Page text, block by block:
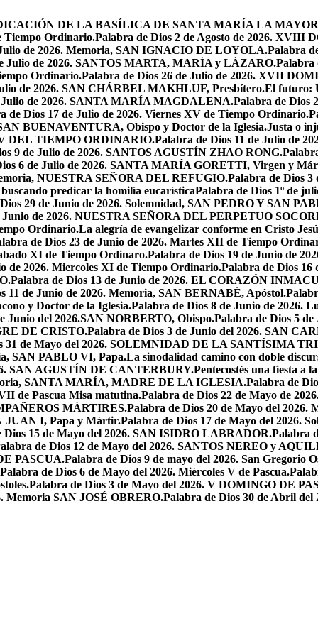
DE LA BASÍLICA DE SANTA MARÍA LA
Tiempo Ordinario.Palabra de Dios 2 de Agosto de 2026.
de 2026. Memoria, SAN IGNACIO DE LOYOLA.Palabra
Julio de 2026. SANTOS MARTA, MARÍA y LÁZARO.Palabra
Ordinario.Palabra de Dios 26 de Julio de 2026. XVII
de 2026. SAN CHÁRBEL MAKHLUF, Presbítero.El futuro:
Julio de 2026. SANTA MARÍA MAGDALENA.Palabra de Dios
de Dios 17 de Julio de 2026. Viernes XV de Tiempo Ordinario.
BUENAVENTURA, Obispo y Doctor de la Iglesia.Justa o
DEL TIEMPO ORDINARIO.Palabra de Dios 11 de Julio de
9 de Julio de 2026. SANTOS AGUSTÍN ZHAO RONG.
6 de Julio de 2026. SANTA MARÍA GORETTI, Virgen y
NUESTRA SEÑORA DEL REFUGIO.Palabra de Dios 3
predicar la homilía eucarísticaPalabra de Dios 1º de
29 de Junio de 2026. Solemnidad, SAN PEDRO Y SAN
Junio de 2026. NUESTRA SEÑORA DEL PERPETUO
Ordinario.La alegría de evangelizar conforme en Cristo
de Dios 23 de Junio de 2026. Martes XII de Tiempo
XI de Tiempo Ordinaro.Palabra de Dios 19 de Junio de
de 2026. Miercoles XI de Tiempo Ordinario.Palabra de Dios 16
Palabra de Dios 13 de Junio de 2026. EL CORAZÓN
11 de Junio de 2026. Memoria, SAN BERNABÉ, Apóstol.
y Doctor de la Iglesia.Palabra de Dios 8 de Junio de 2026.
Junio del 2026.SAN NORBERTO, Obispo.Palabra de Dios 5
DE CRISTO.Palabra de Dios 3 de Junio del 2026. SAN
31 de Mayo del 2026. SOLEMNIDAD DE LA SANTÍSIMA
SAN PABLO VI, Papa.La sinodalidad camino con doble
SAN AGUSTÍN DE CANTERBURY.Pentecostés una fiesta a
SANTA MARÍA, MADRE DE LA IGLESIA.Palabra de
de Pascua Misa matutina.Palabra de Dios 22 de Mayo de
MÁRTIRES.Palabra de Dios 20 de Mayo del 2026.
JUAN I, Papa y Mártir.Palabra de Dios 17 de Mayo del 2026.
Dios 15 de Mayo del 2026. SAN ISIDRO LABRADOR.Palabra
de Dios 12 de Mayo del 2026. SANTOS NEREO y
PASCUA.Palabra de Dios 9 de mayo del 2026. San Gregorio
Palabra de Dios 6 de Mayo del 2026. Miércoles V de Pascua.
Palabra de Dios 3 de Mayo del 2026. V DOMINGO DE
Memoria SAN JOSÉ OBRERO.Palabra de Dios 30 de Abril del